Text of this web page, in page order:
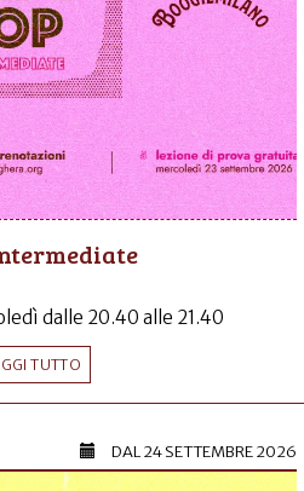
dalle 20.40 alle 21.40
TUTTO
DAL24 SETTEMBRE 2026